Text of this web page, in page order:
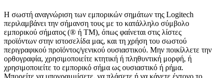
Η σωστή αναγνώριση των εμπορικών σημάτων της Logitech
περιλαμβάνει την σήμανση τους με το κατάλληλο σύμβολο
εμπορικού σήματος (® ή TM), όπως φαίνεται στις λίστες
προϊόντων στην ιστοσελίδα μας, και τη χρήση του σωστού
περιγραφικού προϊόντος/γενικού ουσιαστικού. Μην ποικίλλετε την
ορθογραφία, χρησιμοποιείτε κτητική ή πληθυντική μορφή, ή
χρησιμοποιείτε το εμπορικό σήμα ως ουσιαστικό ή ρήμα.